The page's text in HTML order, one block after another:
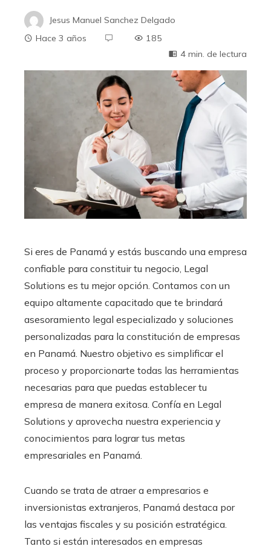
Jesus Manuel Sanchez Delgado
Hace 3 años
185
4 min. de lectura
Si eres de Panamá y estás buscando una empresa
confiable para constituir tu negocio, Legal
Solutions es tu mejor opción. Contamos con un
equipo altamente capacitado que te brindará
asesoramiento legal especializado y soluciones
personalizadas para la constitución de empresas
en Panamá. Nuestro objetivo es simplificar el
proceso y proporcionarte todas las herramientas
necesarias para que puedas establecer tu
empresa de manera exitosa. Confía en Legal
Solutions y aprovecha nuestra experiencia y
conocimientos para lograr tus metas
empresariales en Panamá.
Cuando se trata de atraer a empresarios e
inversionistas extranjeros, Panamá destaca por
las ventajas fiscales y su posición estratégica.
Tanto si están interesados en empresas